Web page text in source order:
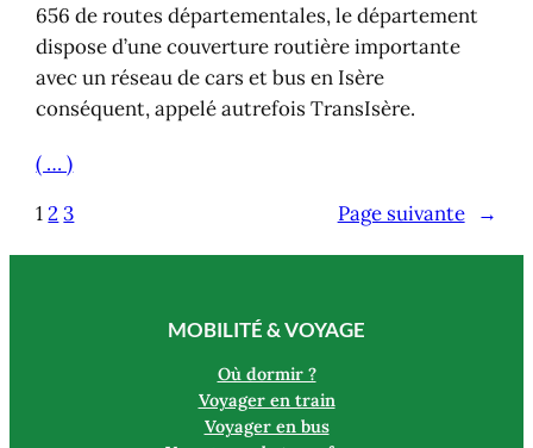
656 de routes départementales, le département
dispose d’une couverture routière importante
avec un réseau de cars et bus en Isère
conséquent, appelé autrefois TransIsère.
( … )
123 Page suivante →
MOBILITÉ & VOYAGE
Où dormir ?
Voyager en train
Voyager en bus